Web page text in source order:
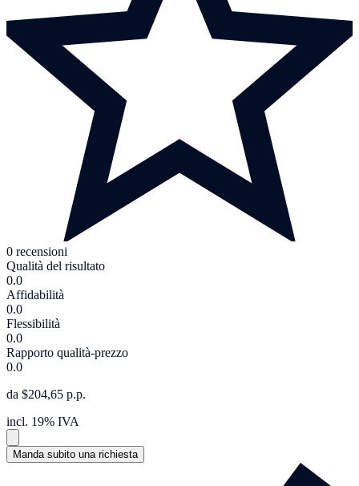
0 recensioni
Qualità del risultato
0.0
Affidabilità
0.0
Flessibilità
0.0
Rapporto qualità-prezzo
0.0
da $204,65 p.p.
incl. 19% IVA
Manda subito una richiesta